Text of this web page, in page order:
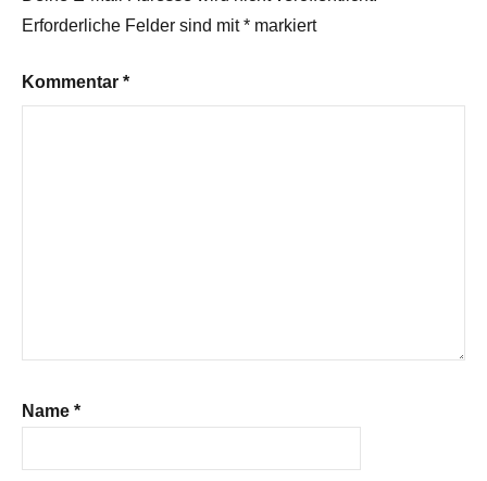
Erforderliche Felder sind mit* markiert
Kommentar *
Name *